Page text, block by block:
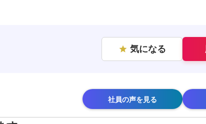
star 気になる
社員の声を見る